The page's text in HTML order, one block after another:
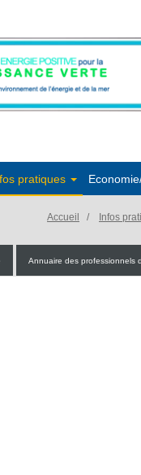
pratiques
Accueil Infos
Annuaire des professionnels